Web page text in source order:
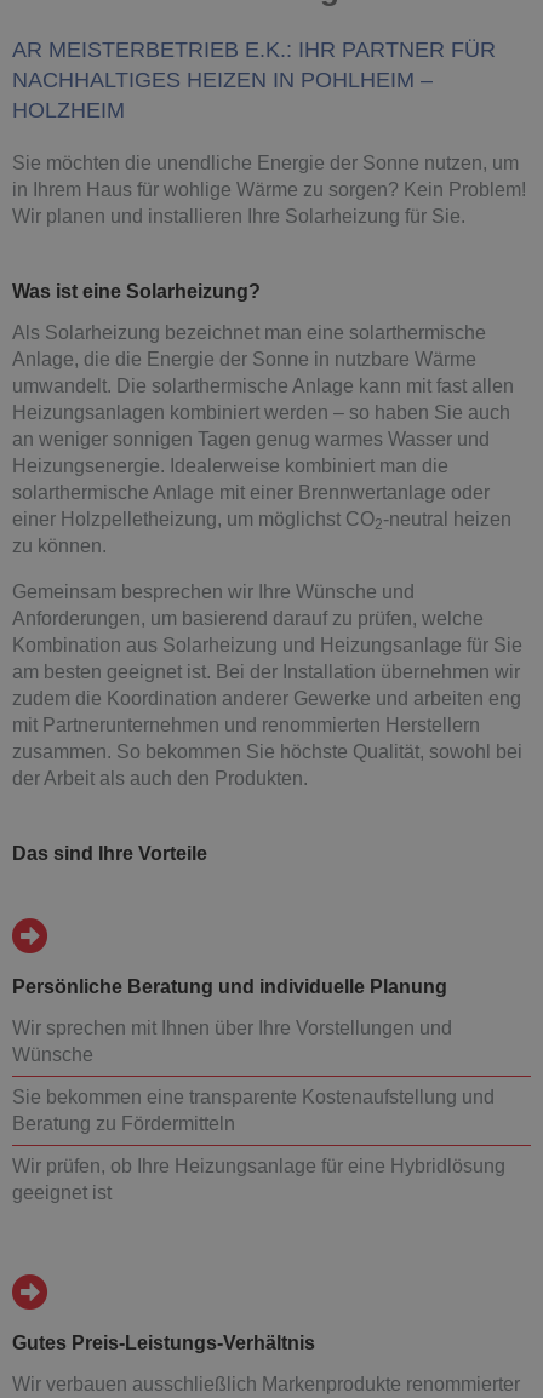
AR MEISTERBETRIEB E.K.: IHR PARTNER FÜR
NACHHALTIGES HEIZEN IN POHLHEIM –
HOLZHEIM
Sie möchten die unendliche Energie der Sonne nutzen, um
in Ihrem Haus für wohlige Wärme zu sorgen? Kein Problem!
Wir planen und installieren Ihre Solarheizung für Sie.
Was ist eine Solarheizung?
Als Solarheizung bezeichnet man eine solarthermische
Anlage, die die Energie der Sonne in nutzbare Wärme
umwandelt. Die solarthermische Anlage kann mit fast allen
Heizungsanlagen kombiniert werden – so haben Sie auch
an weniger sonnigen Tagen genug warmes Wasser und
Heizungsenergie. Idealerweise kombiniert man die
solarthermische Anlage mit einer Brennwertanlage oder
einer Holzpelletheizung, um möglichst CO2-neutral heizen
zu können.
Gemeinsam besprechen wir Ihre Wünsche und
Anforderungen, um basierend darauf zu prüfen, welche
Kombination aus Solarheizung und Heizungsanlage für Sie
am besten geeignet ist. Bei der Installation übernehmen wir
zudem die Koordination anderer Gewerke und arbeiten eng
mit Partnerunternehmen und renommierten Herstellern
zusammen. So bekommen Sie höchste Qualität, sowohl bei
der Arbeit als auch den Produkten.
Das sind Ihre Vorteile
Persönliche Beratung und individuelle Planung
Wir sprechen mit Ihnen über Ihre Vorstellungen und
Wünsche
Sie bekommen eine transparente Kostenaufstellung und
Beratung zu Fördermitteln
Wir prüfen, ob Ihre Heizungsanlage für eine Hybridlösung
geeignet ist
Gutes Preis-Leistungs-Verhältnis
Wir verbauen ausschließlich Markenprodukte renommierter